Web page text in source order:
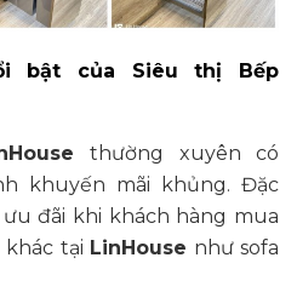
bật của Siêu thị Bếp
thường xuyên có
khuyến mãi khủng. Đặc
đãi khi khách hàng mua
khác tại LinHouse như sofa